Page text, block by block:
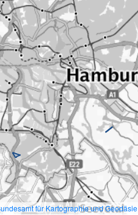
für Kartographie und Geodäsie